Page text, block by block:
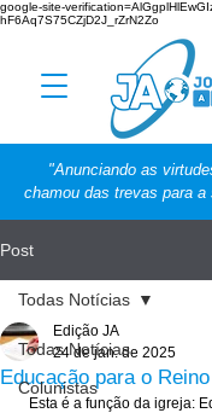
google-site-
hF6Aq7S75CZjD2J_rZrN2Zo
"Anunciando as
chamou das trevas para
Post
Todas Notícias
Colunistas
Todas Notícias
Educação para o Reino
Edição JA
24 de jan. de 2025
Esta é a função da igreja: